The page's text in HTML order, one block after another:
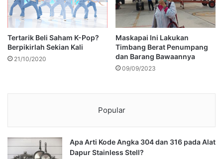
Tertarik Beli Saham K-Pop?
Berpikirlah Sekian Kali
21/10/2020
Maskapai Ini Lakukan
Timbang Berat Penumpang
dan Barang Bawaannya
09/09/2023
Popular
Apa Arti Kode Angka 304 dan 316 pada Alat
Dapur Stainless Stell?